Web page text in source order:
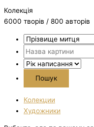
Колекція
6000 творiв / 800 авторів
Колекции
Художники